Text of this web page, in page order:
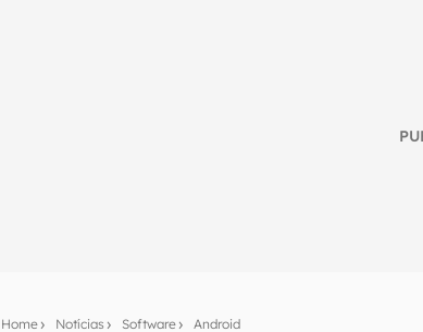
Home Notícias Software Android